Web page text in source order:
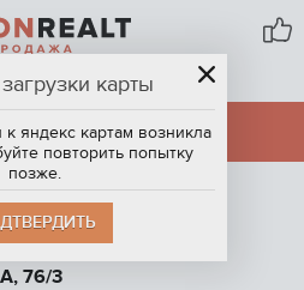
ПРОДАЖА
ЭТАЖ 8 / 16, НА
ВОСТОЧНО-
76/3
карты
яндекс картам возникла
повторить попытку
позже.